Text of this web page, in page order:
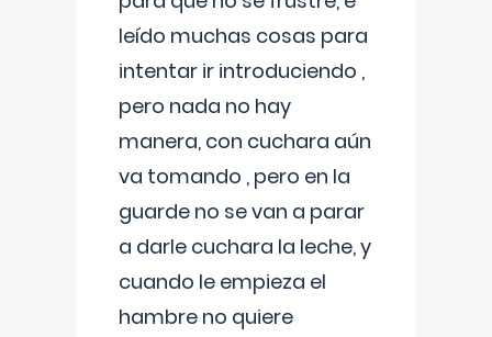
leído muchas cosas para
intentar ir introduciendo ,
pero nada no hay
manera, con cuchara aún
va tomando , pero en la
guarde no se van a parar
a darle cuchara la leche, y
cuando le empieza el
hambre no quiere